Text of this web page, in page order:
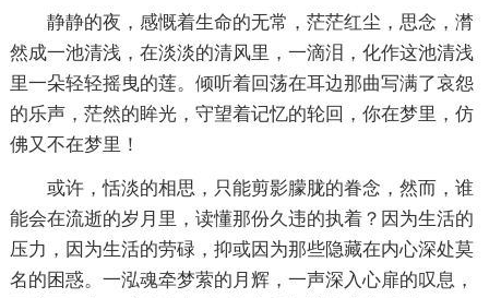
静静的夜，感慨着生命的无常，茫茫红尘，思念，潸
然成一池清浅，在淡淡的清风里，一滴泪，化作这池清浅
里一朵轻轻摇曳的莲。倾听着回荡在耳边那曲写满了哀怨
的乐声，茫然的眸光，守望着记忆的轮回，你在梦里，仿
佛又不在梦里！
或许，恬淡的相思，只能剪影朦胧的眷念，然而，谁
能会在流逝的岁月里，读懂那份久违的执着？因为生活的
压力，因为生活的劳碌，抑或因为那些隐藏在内心深处莫
名的困惑。一泓魂牵梦萦的月辉，一声深入心扉的叹息，